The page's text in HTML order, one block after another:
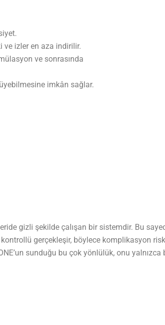
ve izler en aza indirilir.
ve sonrasında
imkân sağlar.
gizli şekilde çalışan bir sistemdir. Bu
gerçekleşir, böylece komplikasyon
sunduğu bu çok yönlülük, onu